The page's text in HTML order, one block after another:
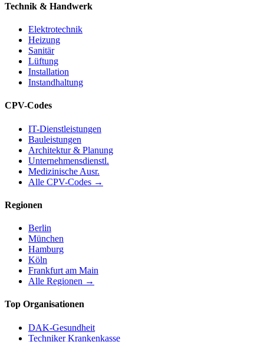
Technik & Handwerk
Elektrotechnik
Heizung
Sanitär
Lüftung
Installation
Instandhaltung
CPV-Codes
IT-Dienstleistungen
Bauleistungen
Architektur & Planung
Unternehmensdienstl.
Medizinische Ausr.
Alle CPV-Codes →
Regionen
Berlin
München
Hamburg
Köln
Frankfurt am Main
Alle Regionen →
Top Organisationen
DAK-Gesundheit
Techniker Krankenkasse